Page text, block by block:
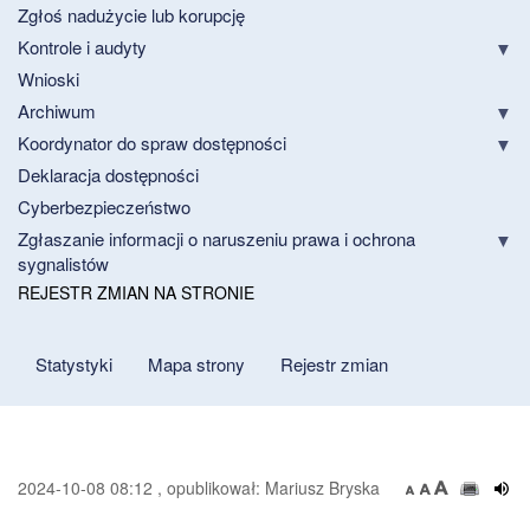
Zgłoś nadużycie lub korupcję
Kontrole i audyty
Wnioski
Archiwum
Koordynator do spraw dostępności
Deklaracja dostępności
Cyberbezpieczeństwo
Zgłaszanie informacji o naruszeniu prawa i ochrona
sygnalistów
REJESTR ZMIAN NA STRONIE
Statystyki Mapa strony Rejestr zmian
2024-10-08 08:12 , opublikował: Mariusz Bryska